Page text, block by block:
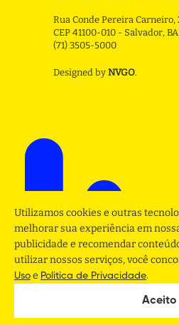
Rua Conde Pereira Carneiro,
CEP 41100-010 - Salvador, BA
(71) 3505-5000
Designed by NVGO.
Utilizamos cookies e outras
melhorar sua experiência em
publicidade e recomendar
utilizar nossos serviços, você
Uso e Politica de Privacidade.
Aceito